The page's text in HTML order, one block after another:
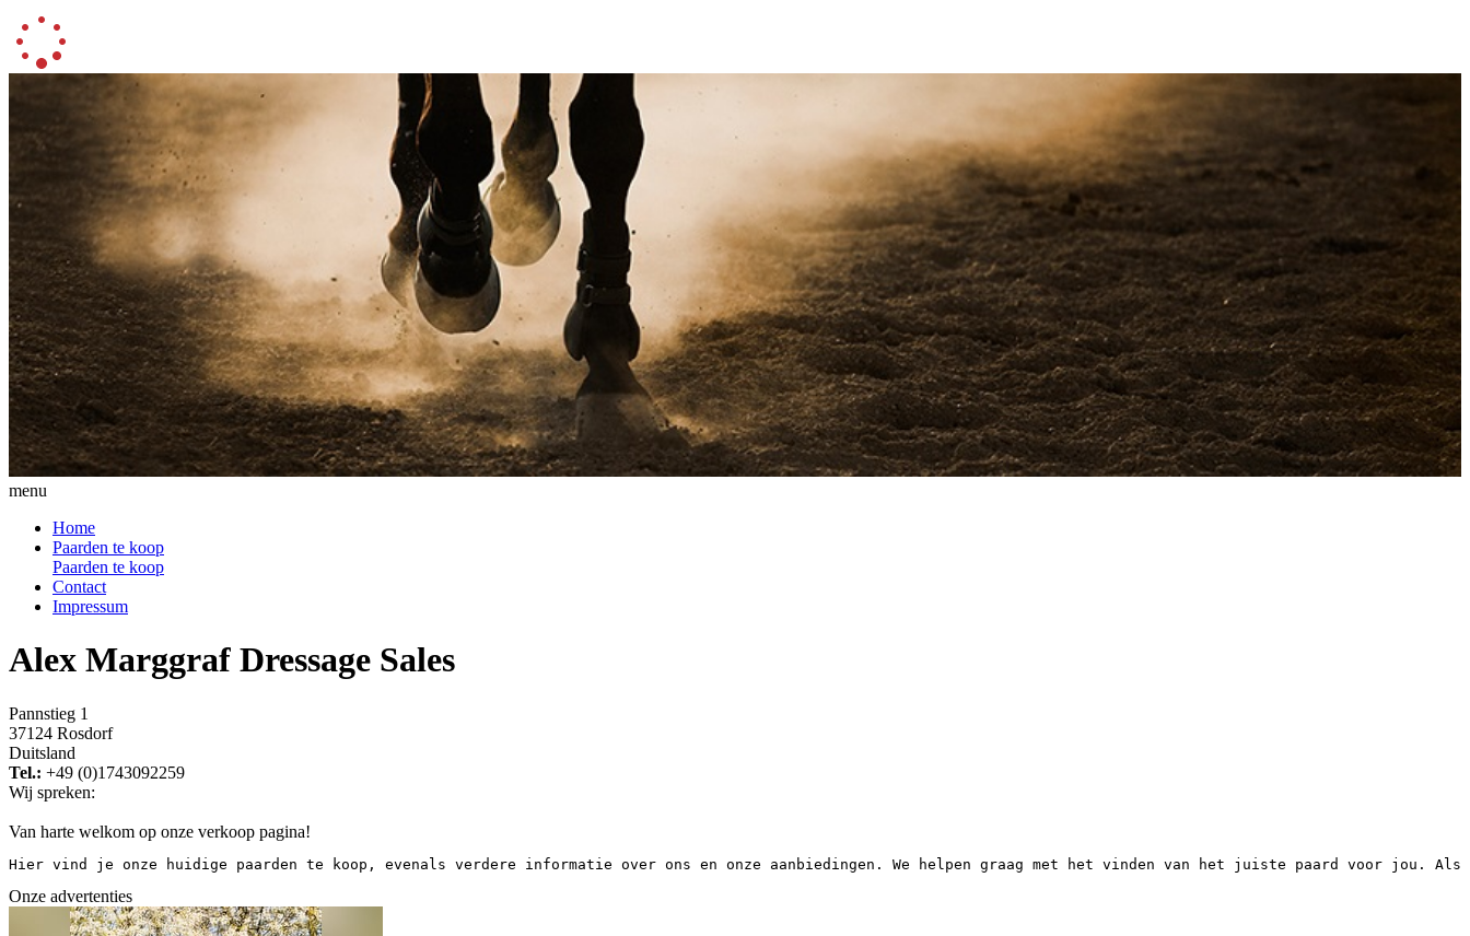
menu
Home
Paarden te koop
Paarden te koop
Contact
Impressum
Alex Marggraf Dressage Sales
Pannstieg 1
37124 Rosdorf
Duitsland
Tel.: +49 (0)1743092259
Wij spreken:
Van harte welkom op onze verkoop pagina!
Hier vind je onze huidige paarden te koop, evenals verdere informatie over ons en onze aanbiedingen. We helpen graag met het vinden van het juiste paard voor jou.
Onze advertenties